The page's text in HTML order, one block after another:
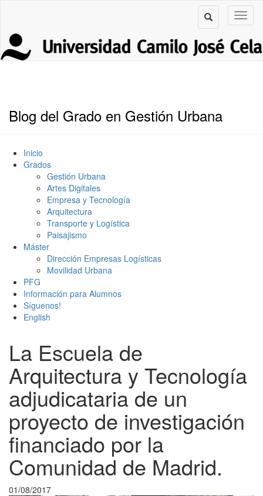
Blog del Grado en Gestión Urbana
Inicio
Grados
Gestión Urbana
Artes Digitales
Empresa y Tecnología
Arquitectura
Transporte y Logística
Paisajismo
Máster
Dirección Empresas Logísticas
Movilidad Urbana
PFG
Información para Alumnos
Síguenos!
English
La Escuela de
Arquitectura y Tecnología
adjudicataria de un
proyecto de investigación
financiado por la
Comunidad de Madrid.
01/08/2017